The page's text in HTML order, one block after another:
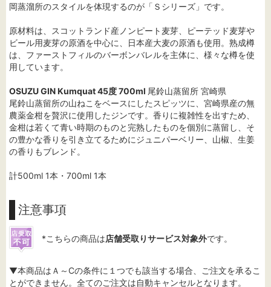
岡蒸溜所のスタイルを体現するのが「Ｓシリーズ」です。
原材料は、スコットランド産ノンピート麦芽、ピーテッド麦芽や
ビール用麦芽の原酒を中心に、日本産大麦の原酒も使用。熟成樽
は、ファーストフィルのバーボンバレルを主体に、様々な樽を使
用しています。
OSUZU GIN Kumquat 45度 700ml 尾鈴山蒸留所 宮崎県
尾鈴山蒸留所の山ねこをベースにしたスピッツに、宮崎県産の無
農薬金柑を贅沢に使用したジンです。香りに複雑性を出すため、
金柑は若くて青い時期のものと完熟したものを個別に蒸留し、そ
の豊かな香りを引き立てるためにジュニパーベリー、山椒、生姜
の香りもブレンド。
計500ml 1本・700ml 1本
注意事項
*こちらの商品は店舗受取りサービス対象外です。
▼本商品はＡ～Cの条件に１つでも該当する場合、ご注文を承るこ
とができません。全てのご注文は自動キャンセルとなります。